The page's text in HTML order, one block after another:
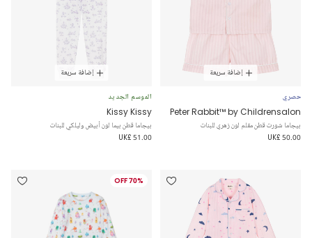
إضافة سريعة
حصري
Peter Rabbit™ by Childrensalon
بيجاما شورت قطن مقلم لون زهري للبنات
UK£ 50.00
إضافة سريعة
الموسم الجديد
Kissy Kissy
بيجاما قطن بيما لون أبيض وليلكي للبنات
UK£ 51.00
70% OFF